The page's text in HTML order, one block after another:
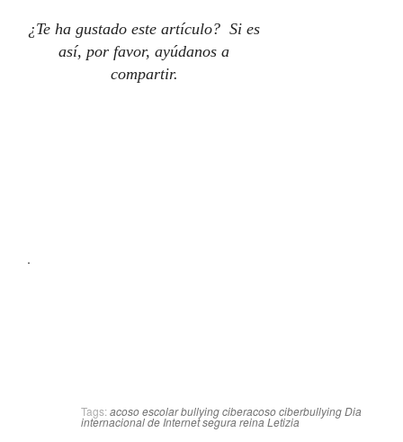
¿Te ha gustado este artículo? Si es
así, por favor, ayúdanos a
compartir.
.
Tags: acoso escolarbullyingciberacosociberbullyingDia
internacional de Internet segura reina Letizia